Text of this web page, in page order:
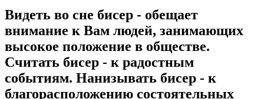
Видеть во сне бисер - обещает
внимание к Вам людей, занимающих
высокое положение в обществе.
Считать бисер - к радостным
событиям. Нанизывать бисер - к
благорасположению состоятельных